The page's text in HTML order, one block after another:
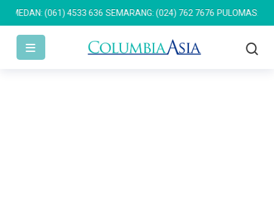
(061) 4533 636 SEMARANG: (024) 762 7676 PULOMAS: (021)